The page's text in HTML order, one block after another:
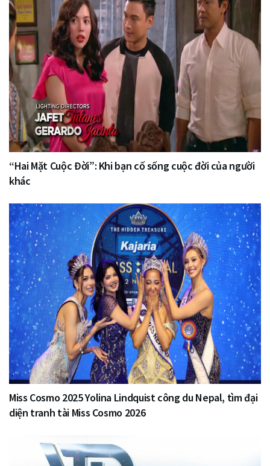
“Hai Mặt Cuộc Đời”: Khi bạn cố sống cuộc đời của người
khác
Miss Cosmo 2025 Yolina Lindquist công du Nepal, tìm đại
diện tranh tài Miss Cosmo 2026